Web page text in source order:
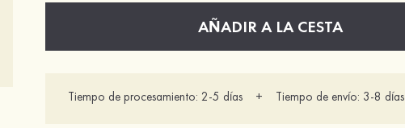
AÑADIR A LA CESTA
Tiempo de procesamiento: 2-5 días + Tiempo de envío: 3-8 días